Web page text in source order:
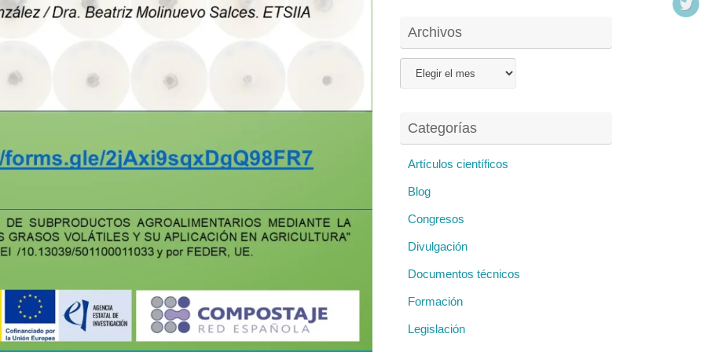
Archivos
Archivos
Categorías
Artículos científicos
Blog
Congresos
Divulgación
Documentos técnicos
Formación
Legislación